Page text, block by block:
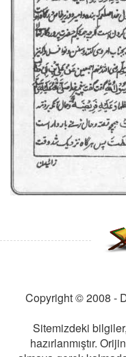
Copyright © 2008 -
Sitemizdeki
hazırlanmıştır.